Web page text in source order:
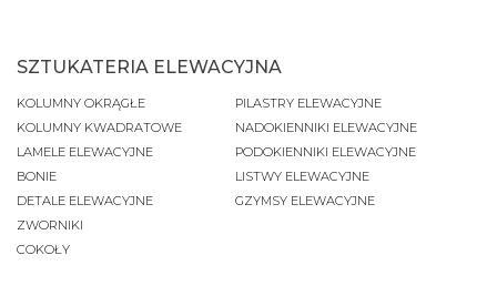
SZTUKATERIA ELEWACYJNA
KOLUMNY OKRĄGŁE
KOLUMNY KWADRATOWE
LAMELE ELEWACYJNE
BONIE
DETALE ELEWACYJNE
ZWORNIKI
COKOŁY
PILASTRY ELEWACYJNE
NADOKIENNIKI ELEWACYJNE
PODOKIENNIKI ELEWACYJNE
LISTWY ELEWACYJNE
GZYMSY ELEWACYJNE